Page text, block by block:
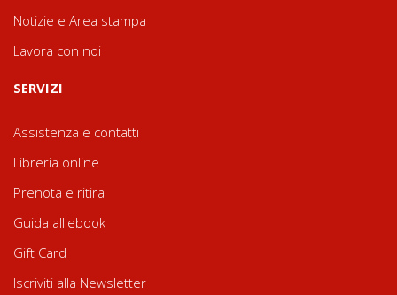
Notizie e Area stampa
Lavora con noi
SERVIZI
Assistenza e contatti
Libreria online
Prenota e ritira
Guida all'ebook
Gift Card
Iscriviti alla Newsletter